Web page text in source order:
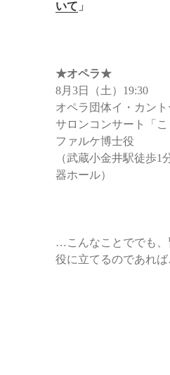
いて 」
★オペラ★
8月3日（土）19:30
オペラ団体イ・カント
サロンコンサート「こ
ファルケ博士役
（武蔵小金井駅徒歩1
器ホール）
…こんなことででも、
役に立てるのであれ